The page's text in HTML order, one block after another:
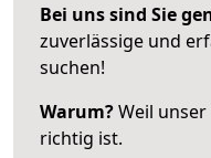
Bei uns sind Sie
zuverlässige und
suchen!
Warum?Weil
richtig ist.